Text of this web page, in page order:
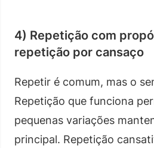
4) Repetição com
repetição por cansaço
Repetir é comum, mas o
Repetição que funciona
pequenas variações
principal. Repetição